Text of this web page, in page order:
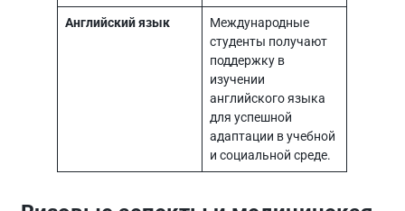
Английский язык
Международные
студенты получают
поддержку в
изучении
английского языка
для успешной
адаптации в учебной
и социальной среде.